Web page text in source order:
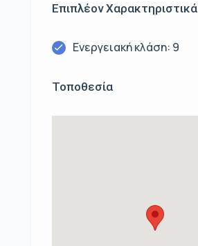
Επιπλέον Χαρακτηριστικά
Ενεργειακή κλάση: 9
Τοποθεσία